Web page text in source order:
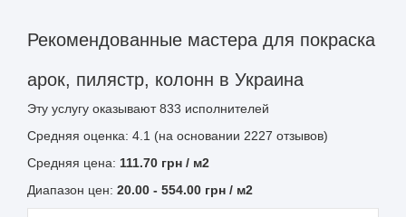
Рекомендованные мастера для покраска
арок, пилястр, колонн в Украина
Эту услугу оказывают833 исполнителей
Средняя оценка: 4.1 (на основании 2227 отзывов)
Средняя цена: 111.70 грн / м2
Диапазон цен: 20.00 - 554.00 грн / м2